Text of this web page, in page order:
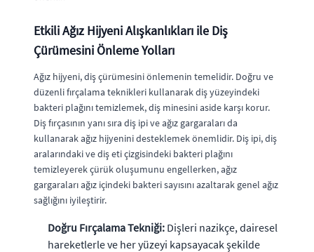
Etkili Ağız Hijyeni Alışkanlıkları ile Diş
Çürümesini Önleme Yolları
Ağız hijyeni, diş çürümesini önlemenin temelidir. Doğru ve
düzenli fırçalama teknikleri kullanarak diş yüzeyindeki
bakteri plağını temizlemek, diş minesini aside karşı korur.
Diş fırçasının yanı sıra diş ipi ve ağız gargaraları da
kullanarak ağız hijyenini desteklemek önemlidir. Diş ipi, diş
aralarındaki ve diş eti çizgisindeki bakteri plağını
temizleyerek çürük oluşumunu engellerken, ağız
gargaraları ağız içindeki bakteri sayısını azaltarak genel ağız
sağlığını iyileştirir.
Doğru Fırçalama Tekniği: Dişleri nazikçe, dairesel
hareketlerle ve her yüzeyi kapsayacak şekilde